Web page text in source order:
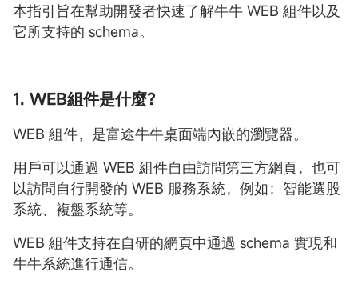
本指引旨在幫助開發者快速了解牛牛 WEB 組件以及
它所支持的 schema。
1. WEB組件是什麼？
WEB 組件，是富途牛牛桌面端內嵌的瀏覽器。
用戶可以通過 WEB 組件自由訪問第三方網頁，也可
以訪問自行開發的 WEB 服務系統，例如：智能選股
系統、複盤系統等。
WEB 組件支持在自研的網頁中通過 schema 實現和
牛牛系統進行通信。